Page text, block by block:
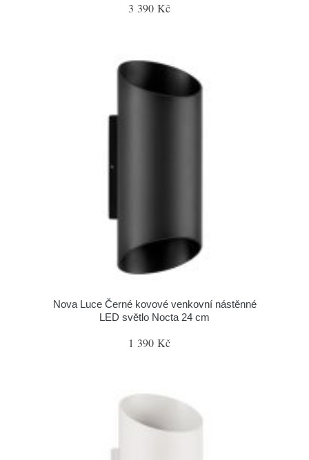
3 390 Kč
Nova Luce Černé kovové venkovní nástěnné
LED světlo Nocta 24 cm
1 390 Kč